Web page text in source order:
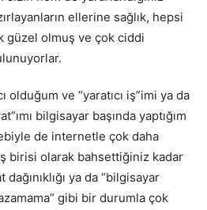
ellerine sağlık, hepsi
güzel olmuş ve çok ciddi
olduğum ve “yaratıcı iş”imi ya da
bilgisayar başında yaptığım
de internetle çok daha
birisi olarak bahsettiğiniz kadar
ya da “bilgisayar
gibi bir durumla çok